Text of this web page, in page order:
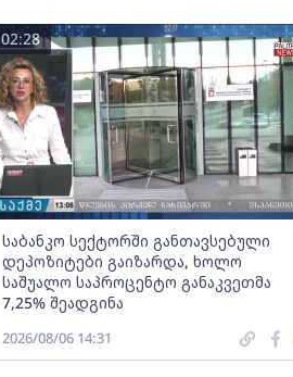
საბანკო სექტორში განთავსებული
დეპოზიტები გაიზარდა, ხოლო
საშუალო საპროცენტო განაკვეთმა
7,25% შეადგინა
02:28
2026/08/06 14:31